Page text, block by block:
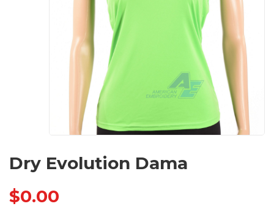
Dry Evolution Dama
$0.00